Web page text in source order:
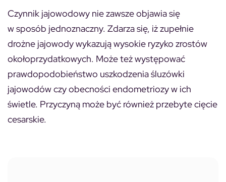
Czynnik jajowodowy nie zawsze objawia się
w sposób jednoznaczny. Zdarza się, iż zupełnie
drożne jajowody wykazują wysokie ryzyko zrostów
okołoprzydatkowych. Może też występować
prawdopodobieństwo uszkodzenia śluzówki
jajowodów czy obecności endometriozy w ich
świetle. Przyczyną może być również przebyte cięcie
cesarskie.